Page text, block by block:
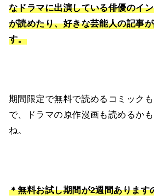
なドラマに出演している俳優のイ
が読めたり、好きな芸能人の記事
す。
期間限定で無料で読めるコミック
で、ドラマの原作漫画も読めるか
ね。
＊無料お試し期間が2週間あります